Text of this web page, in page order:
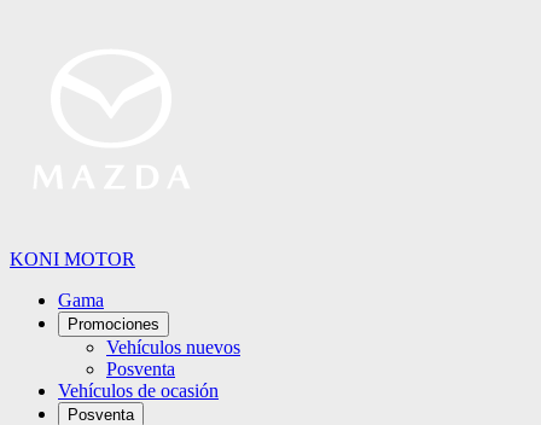
KONI MOTOR
Gama
Promociones
Vehículos nuevos
Posventa
Vehículos de ocasión
Posventa